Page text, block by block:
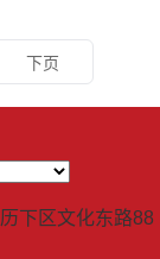
下页
下区文化东路88